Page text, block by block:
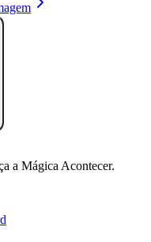
a Mágica Acontecer.